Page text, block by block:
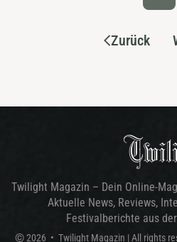
Zurück
Twilight Magazin – Dein Online-
Aktuelle News, Reviews,
Festivalberichte aus
© 2026 • Twilight Magazin | All rights